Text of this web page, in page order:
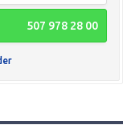
507 978 28 00